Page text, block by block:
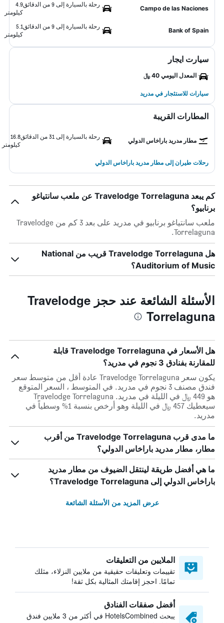
Campo de las Naciones
رحلة بالسيارة إلى 9 من الدقائق
4.9
كيلومتر
Bank of Spain
رحلة بالسيارة إلى 9 من الدقائق
5.1
كيلومتر
سيارت ايجار
المعدل اليومي 40 ﷼
سيارات للاستئجار في مدريد
المطارات القريبة
مطار مدريد باراخاس الدولي
رحلة بالسيارة إلى 31 من الدقائق
16.8
كيلومتر
رحلات طيران إلى مطار مدريد باراخاس الدولي
كم يبعد Travelodge Torrelaguna عن ملعب سانتياغو
برنابيو؟
ملعب سانتياغو برنابيو في مدريد على بعد 3 كم من Travelodge
Torrelaguna.
هل Travelodge Torrelaguna قريب من National
Auditorium of Music؟
الأسئلة الشائعة عند حجز Travelodge
Torrelaguna
هل الأسعار في Travelodge Torrelaguna قابلة
للمقارنة بفنادق 3 نجوم في مدريد؟
يكون سعر Travelodge Torrelaguna عادة أقل من متوسط ​​سعر
فندق مصنف 3 نجوم في مدريد. في المتوسط ، السعر المتوقع
هو 449 ﷼ في الليلة في مدريد. Travelodge Torrelaguna
سيعطيك 457 ﷼ في الليلة وهو أرخص بنسبة 1% وسطياً في
مدريد.
ما مدى قرب Travelodge Torrelaguna من أقرب
مطار، مطار مدريد باراخاس الدولي؟
ما هي أفضل طريقة لينتقل الضيوف من مطار مدريد
باراخاس الدولي إلى Travelodge Torrelaguna؟
عرض المزيد من الأسئلة الشائعة
الملايين من التعليقات
تقييمات وتعليقات حقيقية من ملايين النزلاء، مثلك
تمامًا. احجز إقامتك المثالية بكل ثقة!
أفضل صفقات الفنادق
يبحث HotelsCombined في أكثر من 3 ملايين فندق